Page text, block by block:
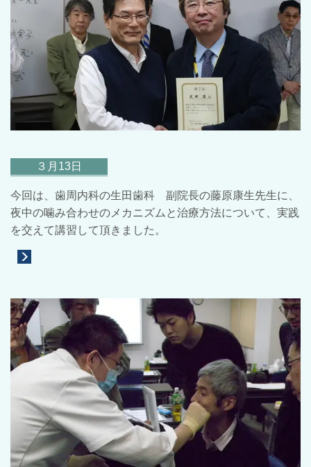
３月13日
今回は、歯周内科の生田歯科 副院長の藤原康生先生に、
夜中の噛み合わせのメカニズムと治療方法について、実践
を交えて講習して頂きました。